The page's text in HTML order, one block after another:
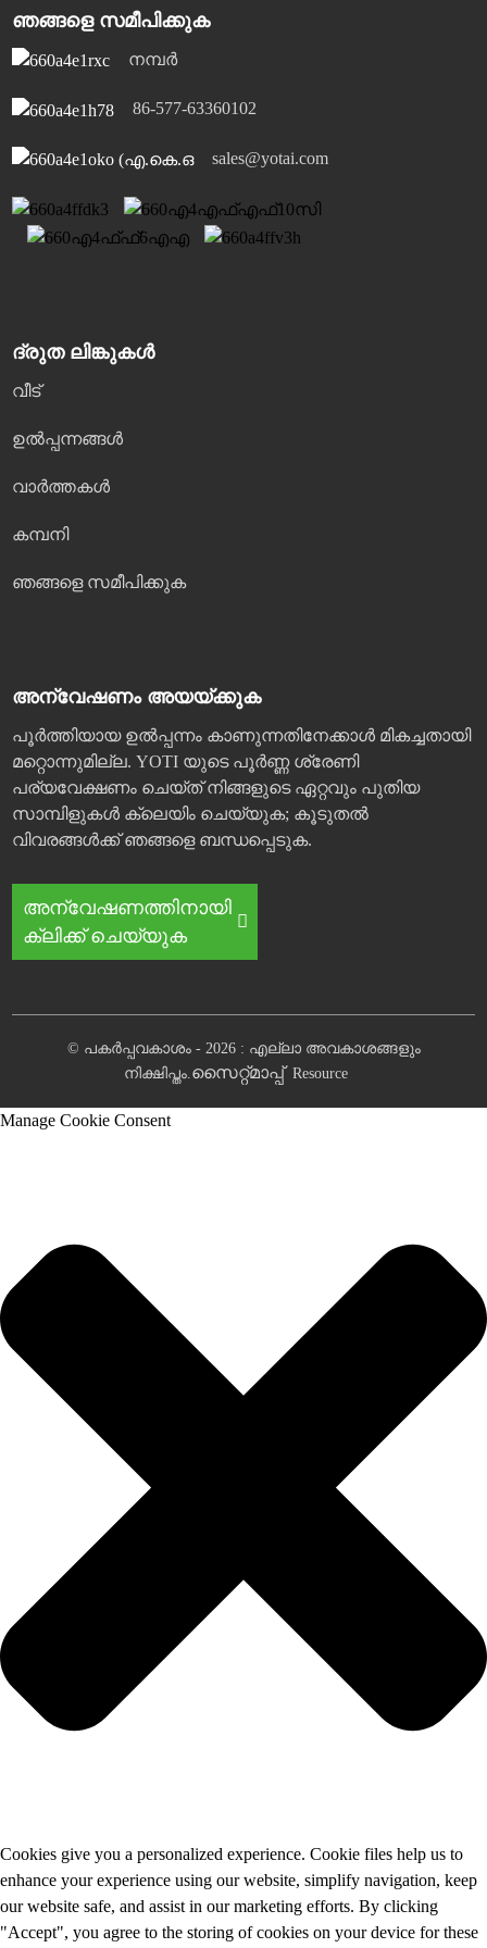
ഞങ്ങളെ സമീപിക്കുക
നമ്പർ
86-577-63360102
sales@yotai.com
ദ്രുത ലിങ്കുകൾ
വീട്
ഉൽപ്പന്നങ്ങൾ
വാർത്തകൾ
കമ്പനി
ഞങ്ങളെ സമീപിക്കുക
അന്വേഷണം അയയ്ക്കുക
പൂർത്തിയായ ഉൽപ്പന്നം കാണുന്നതിനേക്കാൾ മികച്ചതായി
മറ്റൊന്നുമില്ല. YOTI യുടെ പൂർണ്ണ ശ്രേണി
പര്യവേക്ഷണം ചെയ്ത് നിങ്ങളുടെ ഏറ്റവും പുതിയ
സാമ്പിളുകൾ ക്ലെയിം ചെയ്യുക; കൂടുതൽ
വിവരങ്ങൾക്ക് ഞങ്ങളെ ബന്ധപ്പെടുക.
അന്വേഷണത്തിനായി
ക്ലിക്ക് ചെയ്യുക
© പകർപ്പവകാശം - 2026 : എല്ലാ അവകാശങ്ങളും
നിക്ഷിപ്തം. സൈറ്റ്മാപ്പ് Resource
Manage Cookie Consent
Cookies give you a personalized experience. Cookie files help us to
enhance your experience using our website, simplify navigation, keep
our website safe, and assist in our marketing efforts. By clicking
"Accept", you agree to the storing of cookies on your device for these